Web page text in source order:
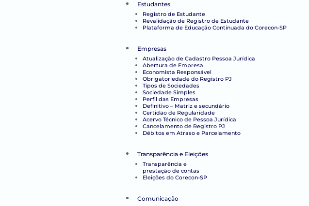
Estudantes
Registro de Estudante
Revalidação de Registro de Estudante
Plataforma de Educação Continuada do Corecon-SP
Empresas
Atualização de Cadastro Pessoa Jurídica
Abertura de Empresa
Economista Responsável
Obrigatoriedade do Registro PJ
Tipos de Sociedades
Sociedade Simples
Perfil das Empresas
Definitivo – Matriz e secundário
Certidão de Regularidade
Acervo Técnico de Pessoa Jurídica
Cancelamento de Registro PJ
Débitos em Atraso e Parcelamento
Transparência e Eleições
Transparência e
prestação de contas
Eleições do Corecon-SP
Comunicação